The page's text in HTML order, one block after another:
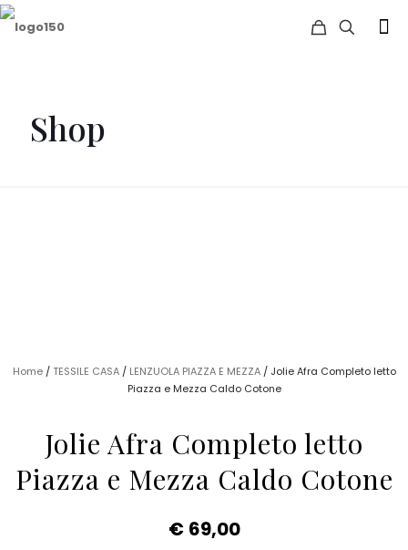
Shop
Home/ TESSILE CASA/ LENZUOLA PIAZZA E MEZZA/ Jolie Afra Completo letto
Piazza e Mezza Caldo Cotone
Jolie Afra Completo letto
Piazza e Mezza Caldo Cotone
€ 69,00